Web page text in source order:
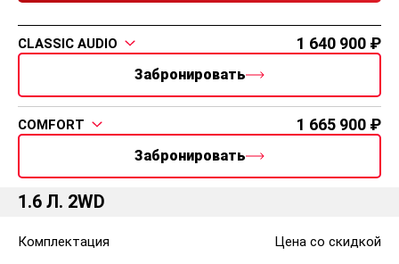
CLASSIC AUDIO 1 640 900
Забронировать
COMFORT 1 665 900
Забронировать
1.6 Л. 2WD
Комплектация Цена со скидкой